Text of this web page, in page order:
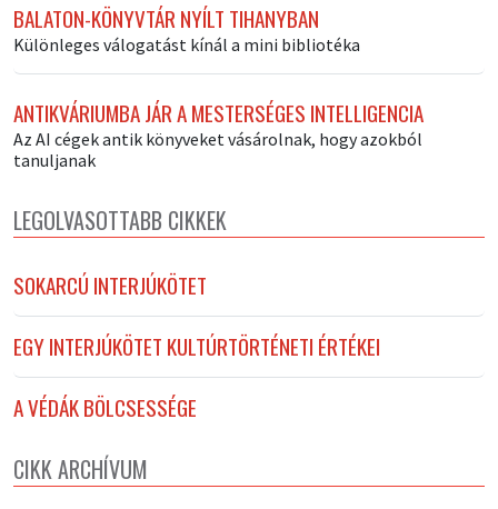
BALATON-KÖNYVTÁR NYÍLT TIHANYBAN
Különleges válogatást kínál a mini bibliotéka
ANTIKVÁRIUMBA JÁR A MESTERSÉGES INTELLIGENCIA
Az AI cégek antik könyveket vásárolnak, hogy azokból
tanuljanak
LEGOLVASOTTABB CIKKEK
SOKARCÚ INTERJÚKÖTET
EGY INTERJÚKÖTET KULTÚRTÖRTÉNETI ÉRTÉKEI
A VÉDÁK BÖLCSESSÉGE
CIKK ARCHÍVUM